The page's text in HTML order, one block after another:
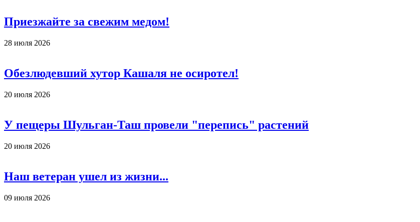
Приезжайте за свежим медом!
28 июля 2026
Обезлюдевший хутор Кашаля не осиротел!
20 июля 2026
У пещеры Шульган-Таш провели "перепись" растений
20 июля 2026
Наш ветеран ушел из жизни...
09 июля 2026